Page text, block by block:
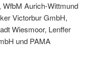
WfbM Aurich-Wittmund
Victorbur GmbH,
Wiesmoor, Lenffer
und PAMA